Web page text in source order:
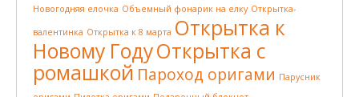
Новогодняя елочка Объемный фонарик на елку Открытка-
валентинка Открытка к 8 марта Открытка к
Новому ГодуОткрытка с
ромашкой Пароход оригами Парусник